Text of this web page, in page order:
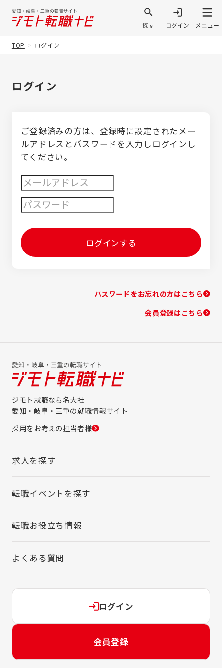
TOP ログイン
ログイン
ご登録済みの方は、登録時に設定されたメー
ルアドレスとパスワードを入力しログインし
てください。
ログインする
パスワードをお忘れの方はこちら
会員登録はこちら
ジモト就職なら名大社
愛知・岐阜・三重の就職情報サイト
採用をお考えの担当者様
求人を探す
転職イベントを探す
転職お役立ち情報
よくある質問
ログイン
会員登録